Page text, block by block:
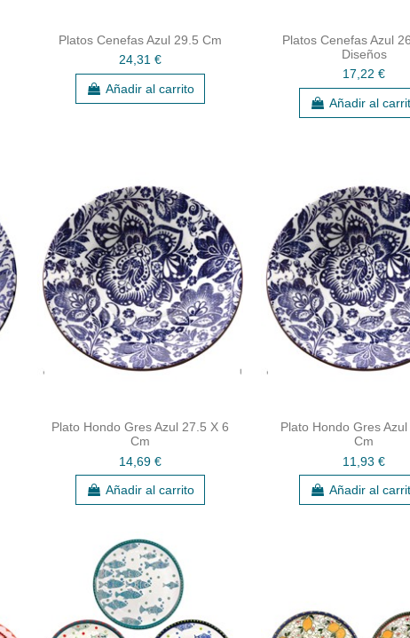
Platos Cenefas Azul 29.5 Cm
24,31 €
Añadir al carrito
Platos Cenefas Azul
Diseños
17,22 €
Añadir al
Plato Hondo Gres Azul 27.5 X 6
Cm
14,69 €
Añadir al carrito
Plato Hondo Gres
Cm
11,93 €
Añadir al